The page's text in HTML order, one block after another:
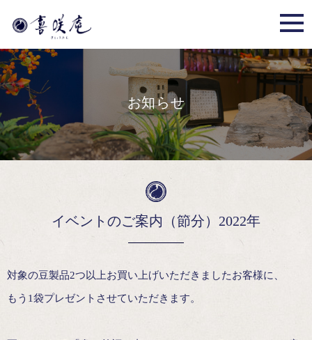
お知らせ
イベントのご案内（節分）2022年
対象の豆製品2つ以上お買い上げいただきましたお客様に、
もう1袋プレゼントさせていただきます。